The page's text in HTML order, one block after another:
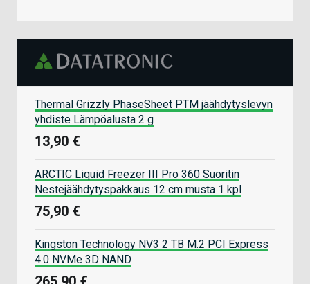
Thermal Grizzly PhaseSheet PTM jäähdytyslevyn
yhdiste Lämpöalusta 2 g
13,90 €
ARCTIC Liquid Freezer III Pro 360 Suoritin
Nestejäähdytyspakkaus 12 cm musta 1 kpl
75,90 €
Kingston Technology NV3 2 TB M.2 PCI Express
4.0 NVMe 3D NAND